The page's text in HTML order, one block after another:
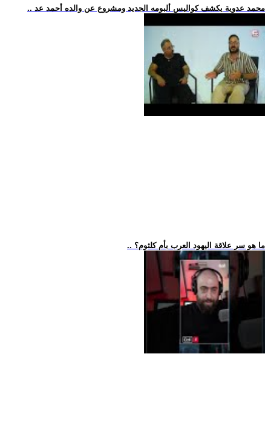
.. محمد عدوية يكشف كواليس ألبومه الجديد ومشروع عن والده أحمد عد
.. ما هو سر علاقة اليهود العرب بأم كلثوم؟